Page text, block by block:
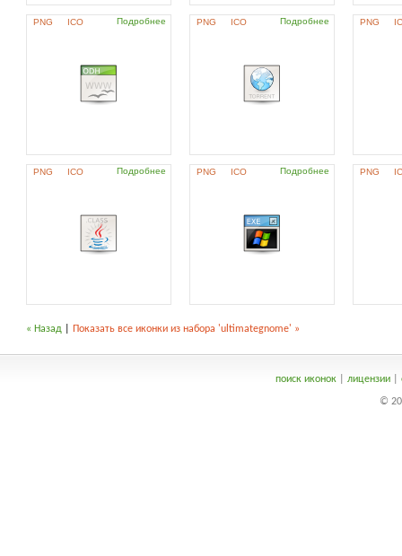
PNG ICO Подробнее PNG ICO Подробнее PNG
PNG ICO Подробнее PNG ICO Подробнее PNG
« Назад Показать все иконки из набора 'ultimategnome' »
поиск иконок| лицензии|
©